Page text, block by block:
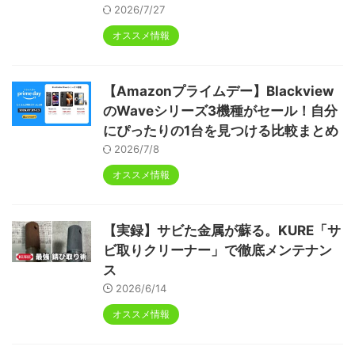
2026/7/27
オススメ情報
【Amazonプライムデー】Blackview
のWaveシリーズ3機種がセール！自分
にぴったりの1台を見つける比較まとめ
2026/7/8
オススメ情報
【実録】サビた金属が蘇る。KURE「サ
ビ取りクリーナー」で徹底メンテナン
ス
2026/6/14
オススメ情報